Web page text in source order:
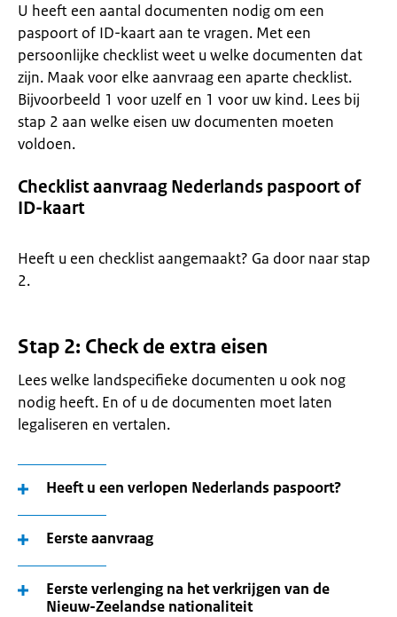
U heeft een aantal documenten nodig om een
paspoort of ID-kaart aan te vragen. Met een
persoonlijke checklist weet u welke documenten dat
zijn. Maak voor elke aanvraag een aparte checklist.
Bijvoorbeeld 1 voor uzelf en 1 voor uw kind. Lees bij
stap 2 aan welke eisen uw documenten moeten
voldoen.
Checklist aanvraag Nederlands paspoort of
ID-kaart
Heeft u een checklist aangemaakt? Ga door naar stap
2.
Stap 2: Check de extra eisen
Lees welke landspecifieke documenten u ook nog
nodig heeft. En of u de documenten moet laten
legaliseren en vertalen.
Heeft u een verlopen Nederlands paspoort?
Eerste aanvraag
Eerste verlenging na het verkrijgen van de
Nieuw-Zeelandse nationaliteit